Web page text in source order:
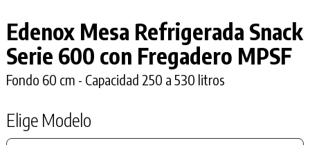
Edenox Mesa Refrigerada Snack
Serie 600 con Fregadero MPSF
Fondo 60 cm - Capacidad 250 a 530 litros
Elige Modelo